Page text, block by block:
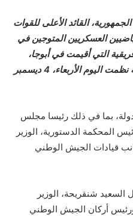
القائد الأعلى للقوات
العسكريين المتوجين في
التي أقيمت في أبوجا،
نيجيريا، وذلك خلال مراسم احتفالية نظمت اليوم الأربعاء، 4 ديسمبر
بما في ذلك رئيسا مجلس
المحكمة الدستورية، الوزير
قيادات الجيش الوطني
شنقريحة، الوزير
أركان الجيش الوطني